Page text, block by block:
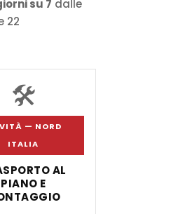
su 7 dalle
22
🛠️
— NORD
ITALIA
AL
PIANO E